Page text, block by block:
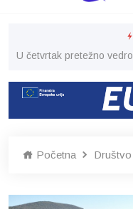
U četvrtak pretežno
Početna Društvo